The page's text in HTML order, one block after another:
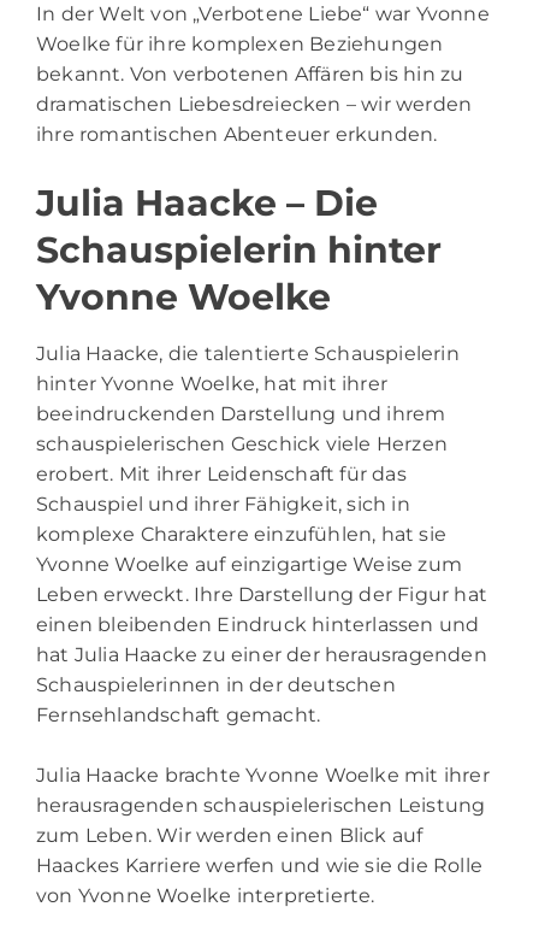
In der Welt von „Verbotene Liebe“ war Yvonne
Woelke für ihre komplexen Beziehungen
bekannt. Von verbotenen Affären bis hin zu
dramatischen Liebesdreiecken – wir werden
ihre romantischen Abenteuer erkunden.
Julia Haacke – Die
Schauspielerin hinter
Yvonne Woelke
Julia Haacke, die talentierte Schauspielerin
hinter Yvonne Woelke, hat mit ihrer
beeindruckenden Darstellung und ihrem
schauspielerischen Geschick viele Herzen
erobert. Mit ihrer Leidenschaft für das
Schauspiel und ihrer Fähigkeit, sich in
komplexe Charaktere einzufühlen, hat sie
Yvonne Woelke auf einzigartige Weise zum
Leben erweckt. Ihre Darstellung der Figur hat
einen bleibenden Eindruck hinterlassen und
hat Julia Haacke zu einer der herausragenden
Schauspielerinnen in der deutschen
Fernsehlandschaft gemacht.
Julia Haacke brachte Yvonne Woelke mit ihrer
herausragenden schauspielerischen Leistung
zum Leben. Wir werden einen Blick auf
Haackes Karriere werfen und wie sie die Rolle
von Yvonne Woelke interpretierte.